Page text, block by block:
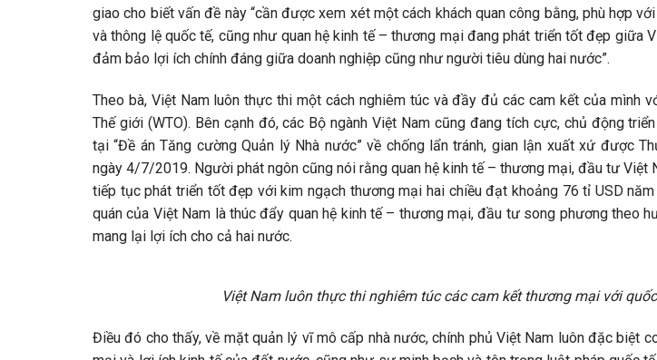
giao cho biết vấn đề này “cần được xem xét một cách khách quan công bằng, phù hợp
và thông lệ quốc tế, cũng như quan hệ kinh tế – thương mại đang phát triển tốt đẹp giữa
đảm bảo lợi ích chính đáng giữa doanh nghiệp cũng như người tiêu dùng hai nước”.
Theo bà, Việt Nam luôn thực thi một cách nghiêm túc và đầy đủ các cam kết của mình
Thế giới (WTO). Bên cạnh đó, các Bộ ngành Việt Nam cũng đang tích cực, chủ động
tại “Đề án Tăng cường Quản lý Nhà nước” về chống lẩn tránh, gian lận xuất xứ được
ngày 4/7/2019. Người phát ngôn cũng nói rằng quan hệ kinh tế – thương mại, đầu tư Việt
tiếp tục phát triển tốt đẹp với kim ngạch thương mại hai chiều đạt khoảng 76 tỉ USD
quán của Việt Nam là thúc đẩy quan hệ kinh tế – thương mại, đầu tư song phương theo
mang lại lợi ích cho cả hai nước.
Việt Nam luôn thực thi nghiêm túc các cam kết thương mại với
Điều đó cho thấy, về mặt quản lý vĩ mô cấp nhà nước, chính phủ Việt Nam luôn đặc biệt